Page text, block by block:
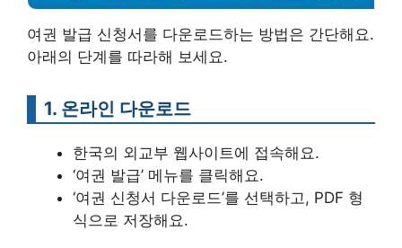
여권 발급 신청서를 다운로드하는 방법은 간단해요.
아래의 단계를 따라해 보세요.
1. 온라인 다운로드
한국의 외교부 웹사이트에 접속해요.
‘여권 발급’ 메뉴를 클릭해요.
‘여권 신청서 다운로드’를 선택하고, PDF 형
식으로 저장해요.